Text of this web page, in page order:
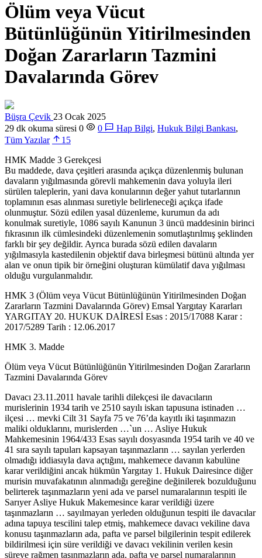
Ölüm veya Vücut
Bütünlüğünün Yitirilmesinden
Doğan Zararların Tazmini
Davalarında Görev
Büşra Çevik 23 Ocak 2025
29 dk okuma süresi 0 0 Hap Bilgi, Hukuk Bilgi Bankası,
Tüm Yazılar
15
HMK Madde 3 Gerekçesi
Bu maddede, dava çeşitleri arasında açıkça düzenlenmiş bulunan
davaların yığılmasında görevli mahkemenin dava yoluyla ileri
sürülen taleplerin, yani dava konularının değer yahut tutarlarının
toplamının esas alınması suretiyle belirleneceği açıkça ifade
olunmuştur. Sözü edilen yasal düzenleme, kurumun da adı
konulmak suretiyle, 1086 sayılı Kanunun 3 üncü maddesinin birinci
fıkrasının ilk cümlesindeki düzenlemenin somutlaştırılmış şeklinden
farklı bir şey değildir. Ayrıca burada sözü edilen davaların
yığılmasıyla kastedilenin objektif dava birleşmesi bütünü altında yer
alan ve onun tipik bir örneğini oluşturan kümülatif dava yığılması
olduğu vurgulanmalıdır.
HMK 3 (Ölüm veya Vücut Bütünlüğünün Yitirilmesinden Doğan
Zararların Tazmini Davalarında Görev) Emsal Yargıtay Kararları
YARGITAY 20. HUKUK DAİRESİ Esas : 2015/17088 Karar :
2017/5289 Tarih : 12.06.2017
HMK 3. Madde
Ölüm veya Vücut Bütünlüğünün Yitirilmesinden Doğan Zararların
Tazmini Davalarında Görev
Davacı 23.11.2011 havale tarihli dilekçesi ile davacıların
murislerinin 1934 tarih ve 2510 sayılı iskan tapusuna istinaden …
ilçesi … mevki Cilt 31 Sayfa 75 ve 76’da kayıtlı iki taşınmazın
maliki olduklarını, murislerden …`un … Asliye Hukuk
Mahkemesinin 1964/433 Esas sayılı dosyasında 1954 tarih ve 40 ve
41 sıra sayılı tapuları kapsayan taşınmazların … sayılan yerlerden
olmadığı iddiasıyla dava açtığını, mahkemece davanın kabulüne
karar verildiğini ancak hükmün Yargıtay 1. Hukuk Dairesince diğer
murisin muvafakatının alınmadığı gereğine değinilerek bozulduğunu
belirterek taşınmazların yeni ada ve parsel numaralarının tespiti ile
Sarıyer Asliye Hukuk Makemesince karar verildiği üzere
taşınmazların … sayılmayan yerleden olduğunun tespiti ile davacılar
adına tapuya tescilini talep etmiş, mahkemece davacı vekiline dava
konusu taşınmazların ada, pafta ve parsel bilgilerinin tespit edilerek
bildirilmesi için süre verildiği ve davacı vekilinin verilen kesin
süreye rağmen taşınmazların ada, pafta ve parsel numaralarının